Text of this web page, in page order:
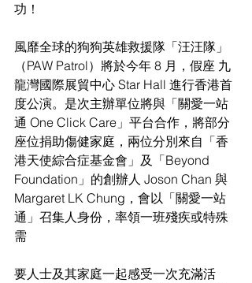
功！
風靡全球的狗狗英雄救援隊「汪汪隊」
（PAW Patrol）將於今年 8 月，假座 九
龍灣國際展貿中心 Star Hall 進行香港首
度公演。是次主辦單位將與「關愛一站
通 One Click Care」平台合作，將部分
座位捐助傷健家庭，兩位分別來自「香
港天使綜合症基金會」及「Beyond
Foundation」的創辦人 Joson Chan 與
Margaret LK Chung，會以「關愛一站
通」召集人身份，率領一班殘疾或特殊
需
要人士及其家庭一起感受一次充滿活